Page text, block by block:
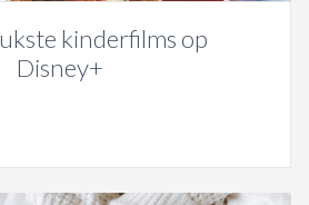
kinderfilms op
Disney+